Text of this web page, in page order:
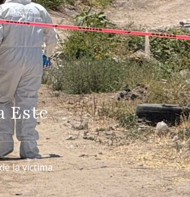
Este
la víctima.